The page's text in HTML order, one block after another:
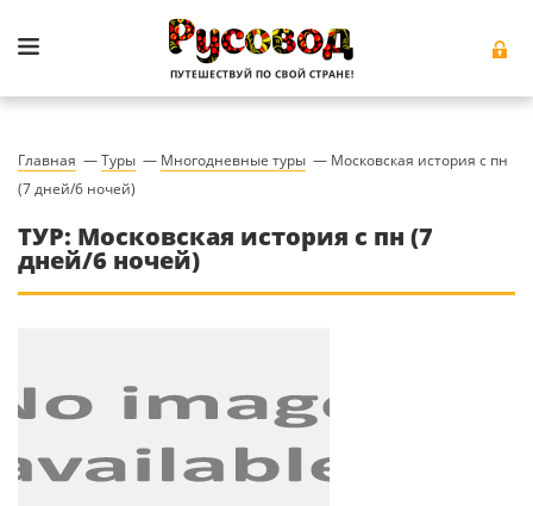
Главная —Туры — Многодневные туры — Московская история с пн
(7 дней/6 ночей)
ТУР: Московская история с пн (7
дней/6 ночей)